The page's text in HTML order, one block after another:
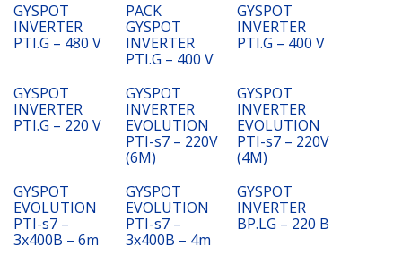
GYSPOT
INVERTER
PTI.G – 480 V
PACK
GYSPOT
INVERTER
PTI.G – 400 V
GYSPOT
INVERTER
PTI.G – 400 V
GYSPOT
INVERTER
PTI.G – 220 V
GYSPOT
INVERTER
EVOLUTION
PTI-s7 – 220V
(6M)
GYSPOT
INVERTER
EVOLUTION
PTI-s7 – 220V
(4M)
GYSPOT
EVOLUTION
PTI-s7 –
3x400B – 6m
GYSPOT
EVOLUTION
PTI-s7 –
3x400B – 4m
GYSPOT
INVERTER
BP.LG – 220 B